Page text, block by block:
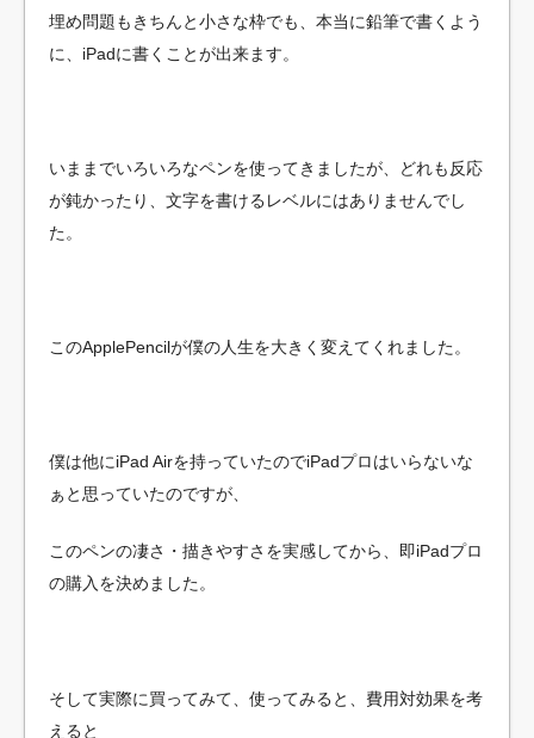
埋め問題もきちんと小さな枠でも、本当に鉛筆で書くよう
に、iPadに書くことが出来ます。
いままでいろいろなペンを使ってきましたが、どれも反応
が鈍かったり、文字を書けるレベルにはありませんでし
た。
このApplePencilが僕の人生を大きく変えてくれました。
僕は他にiPad Airを持っていたのでiPadプロはいらないな
ぁと思っていたのですが、
このペンの凄さ・描きやすさを実感してから、即iPadプロ
の購入を決めました。
そして実際に買ってみて、使ってみると、費用対効果を考
えると